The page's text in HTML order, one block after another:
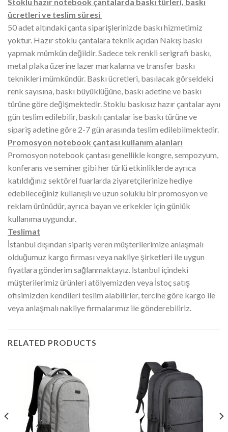
Stoklu hazır notebook çantalarda baskı türleri, baskı
ücretleri ve teslim süresi
50 adet altındaki çanta siparişlerinizde baskı hizmetimiz
yoktur. Hazır stoklu çantalara teknik açıdan Nakış baskı
yapmak mümkün değildir. Sadece tek renkli serigrafi baskı,
metal plaka üzerine lazer markalama ve transfer baskı
teknikleri mümkündür. Baskı ücretleri, basılacak görseldeki
renk sayısına, baskı büyüklüğüne, baskı adetine ve baskı
türüne göre değişmektedir. Stoklu baskısız hazır çantalar aynı
gün teslim edilebilir, baskılı çantalar ise baskı türüne ve
sipariş adetine göre 2-7 gün arasında teslim edilebilmektedir.
Promosyon notebook çantası kullanım alanları
Promosyon notebook çantası genellikle kongre, sempozyum,
konferans ve seminer gibi her türlü etkinliklerde ayrıca
katıldığınız sektörel fuarlarda ziyaretçilerinize hediye
edebileceğiniz kullanışlı ve uzun soluklu bir promosyon ve
reklam ürünüdür, ayrıca bayan ve erkekler için günlük
kullanıma uygundur.
Teslimat
İstanbul dışından sipariş veren müşterilerimize anlaşmalı
olduğumuz kargo firması veya nakliye şirketleri ile uygun
fiyatlara gönderim sağlanmaktayız. İstanbul içindeki
müşterilerimiz ürünleri atölyemizden veya İstoç satış
ofisimizden kendileri teslim alabilirler, tercihe göre kargo ile
veya anlaşmalı nakliye firmalarımız ile gönderebiliriz.
RELATED PRODUCTS